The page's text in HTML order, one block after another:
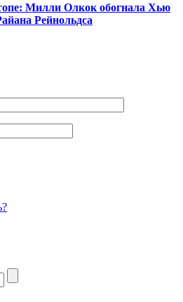
Милли Олкок обогнала Хью
Рейнольдса